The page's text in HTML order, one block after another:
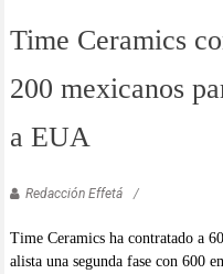
Time Ceramics
200 mexicanos
a EUA
Redacción Effetá
Time Ceramics ha contratado a
alista una segunda fase con 600